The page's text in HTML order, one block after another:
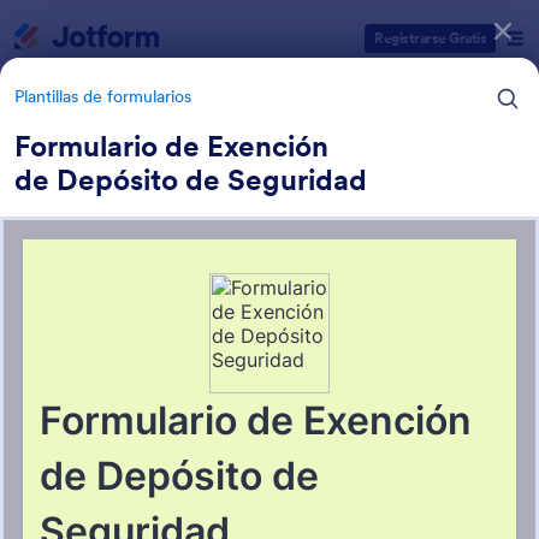
Registrarse Gratis
Plantillas de formularios
Formulario de Exención
de Depósito de Seguridad
Formularios para bienes raíces
Categorías de plantillas de formulario